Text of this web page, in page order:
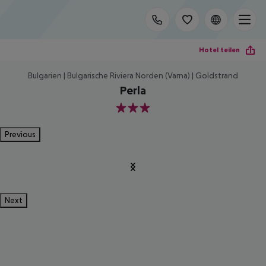
Hotel teilen
Bulgarien | Bulgarische Riviera Norden (Varna) | Goldstrand
Perla
3
Previous
Next